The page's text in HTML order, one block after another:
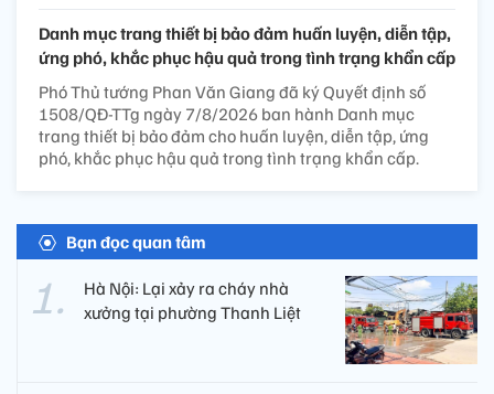
Danh mục trang thiết bị bảo đảm huấn luyện, diễn tập,
ứng phó, khắc phục hậu quả trong tình trạng khẩn cấp
Phó Thủ tướng Phan Văn Giang đã ký Quyết định số
1508/QĐ-TTg ngày 7/8/2026 ban hành Danh mục
trang thiết bị bảo đảm cho huấn luyện, diễn tập, ứng
phó, khắc phục hậu quả trong tình trạng khẩn cấp.
Bạn đọc quan tâm
Hà Nội: Lại xảy ra cháy nhà
xưởng tại phường Thanh Liệt